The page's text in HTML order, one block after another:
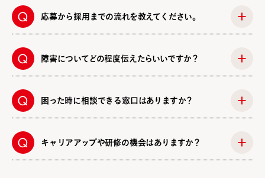
応募から採用までの流れを教えてください。
障害についてどの程度伝えたらいいですか？
困った時に相談できる窓口はありますか？
キャリアアップや研修の機会はありますか？